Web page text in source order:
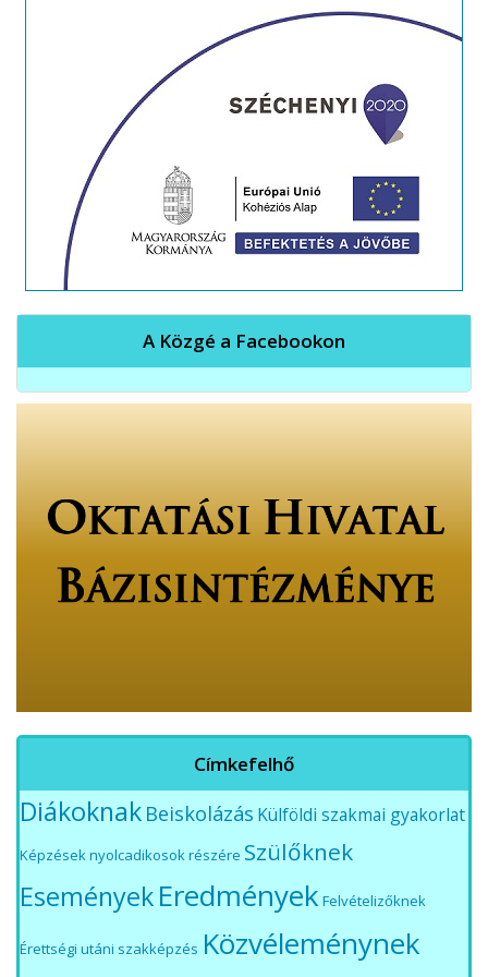
A Közgé a Facebookon
Címkefelhő
Diákoknak Beiskolázás Külföldi szakmai gyakorlat
Képzések nyolcadikosok részére Szülőknek
EseményekEredmények Felvételizőknek
Érettségi utáni szakképzés Közvéleménynek